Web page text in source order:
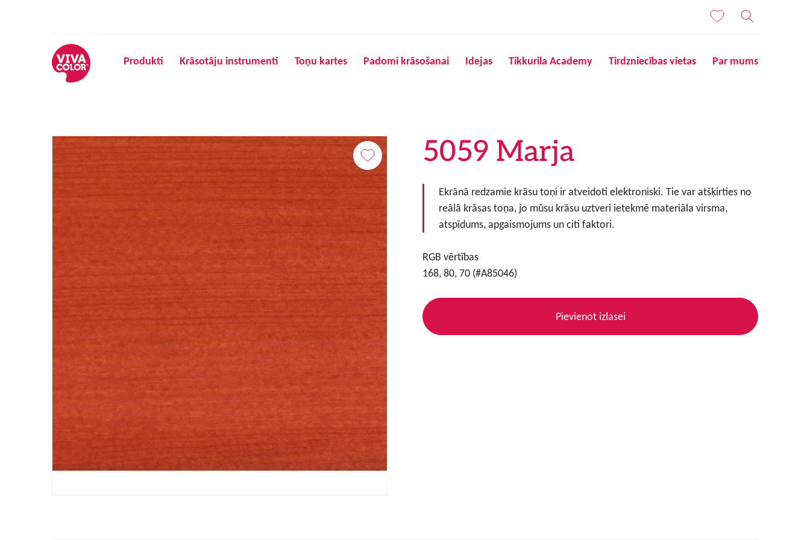
Produkti Krāsotāju instrumenti Toņu kartes Padomi krāsošanai Idejas Tikkurila Academy Tirdzniecības vietas Par mums
5059 Marja
Ekrānā redzamie krāsu toņi ir atveidoti elektroniski. Tie var atšķirties no
reālā krāsas toņa, jo mūsu krāsu uztveri ietekmē materiāla virsma,
atspīdums, apgaismojums un citi faktori.
RGB vērtības
168, 80, 70 (#A85046)
Pievienot izlasei